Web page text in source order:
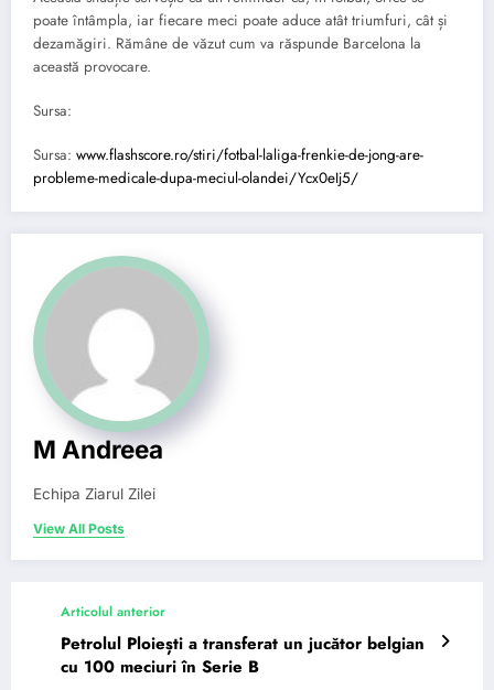
poate întâmpla, iar fiecare meci poate aduce atât triumfuri, cât și
dezamăgiri. Rămâne de văzut cum va răspunde Barcelona la
această provocare.
Sursa:
Sursa: www.flashscore.ro/stiri/fotbal-laliga-frenkie-de-jong-are-
probleme-medicale-dupa-meciul-olandei/Ycx0eIj5/
M Andreea
Echipa Ziarul Zilei
View All Posts
Articolul anterior
Petrolul Ploiești a transferat un jucător belgian
cu 100 meciuri în Serie B